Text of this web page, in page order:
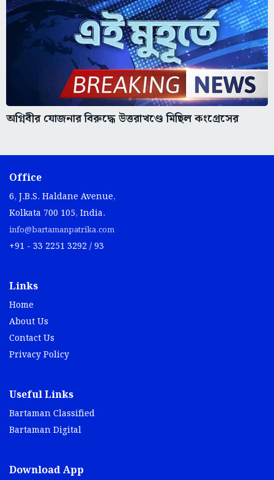
অগ্নিবীর যোজনার বিরুদ্ধে উত্তরাখণ্ডে মিছিল কংগ্রেসের
Office
6, J.B.S. Haldane Avenue,
Kolkata 700 105, India.
info@bartamanpatrika.com
+91 - 33 2251 3292 / 93
Links
Home
About Us
Contact Us
Privacy Policy
Useful Links
Bartaman Classified
Bartaman Digital
Download App